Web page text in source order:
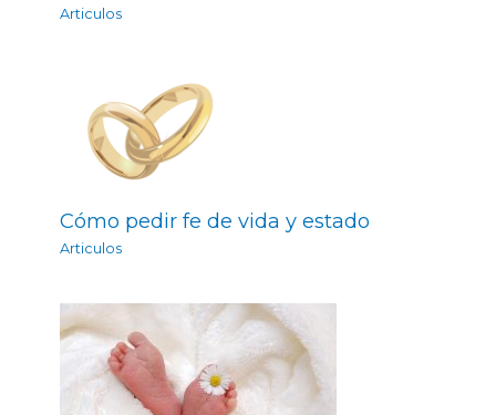
Articulos
Cómo pedir fe de vida y estado
Articulos